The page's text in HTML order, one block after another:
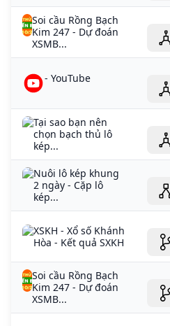
Soi cầu Rồng Bạch
Kim 247 - Dự đoán
XSMB...
- YouTube
Tại sao bạn nên
chọn bạch thủ lô
kép...
Nuôi lô kép khung
2 ngày - Cặp lô
kép...
XSKH - Xổ số Khánh
Hòa - Kết quả SXKH
Soi cầu Rồng Bạch
Kim 247 - Dự đoán
XSMB...